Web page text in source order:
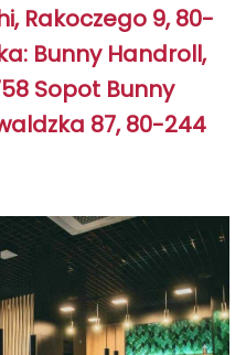
Rakoczego 9, 80-
Bunny Handroll,
Sopot Bunny
87, 80-244